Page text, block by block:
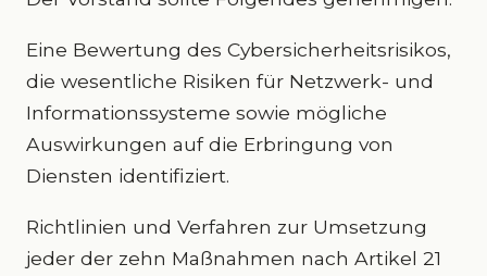
Eine Bewertung des Cybersicherheitsrisikos,
die wesentliche Risiken für Netzwerk- und
Informationssysteme sowie mögliche
Auswirkungen auf die Erbringung von
Diensten identifiziert.
Richtlinien und Verfahren zur Umsetzung
jeder der zehn Maßnahmen nach Artikel 21